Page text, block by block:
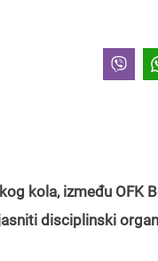
kola, između OFK
disciplinski